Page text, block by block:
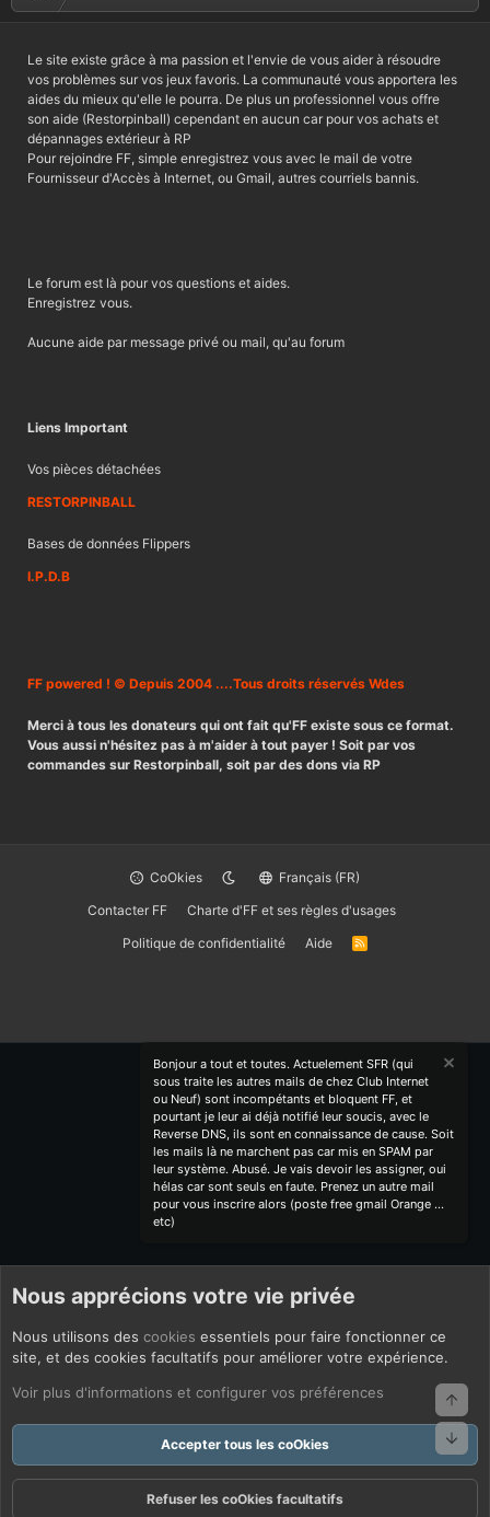
Le site existe grâce à ma passion et l'envie de vous aider à résoudre
vos problèmes sur vos jeux favoris. La communauté vous apportera les
aides du mieux qu'elle le pourra. De plus un professionnel vous offre
son aide (Restorpinball) cependant en aucun car pour vos achats et
dépannages extérieur à RP
Pour rejoindre FF, simple enregistrez vous avec le mail de votre
Fournisseur d'Accès à Internet, ou Gmail, autres courriels bannis.
Le forum est là pour vos questions et aides.
Enregistrez vous.
Aucune aide par message privé ou mail, qu'au forum
Liens Important
Vos pièces détachées
RESTORPINBALL
Bases de données Flippers
I.P.D.B
FF powered ! © Depuis 2004 ....Tous droits réservés Wdes
Merci à tous les donateurs qui ont fait qu'FF existe sous ce format.
Vous aussi n'hésitez pas à m'aider à tout payer ! Soit par vos
commandes sur Restorpinball, soit par des dons via RP
CoOkies
Français (FR)
Contacter FF
Charte d'FF et ses règles d'usages
Politique de confidentialité
Aide
R
Bonjour a tout et toutes. Actuelement SFR (qui
sous traite les autres mails de chez Club Internet
ou Neuf) sont incompétants et bloquent FF, et
pourtant je leur ai déjà notifié leur soucis, avec le
Reverse DNS, ils sont en connaissance de cause. Soit
les mails là ne marchent pas car mis en SPAM par
leur système. Abusé. Je vais devoir les assigner, oui
hélas car sont seuls en faute. Prenez un autre mail
pour vous inscrire alors (poste free gmail Orange ...
etc)
Nous apprécions votre vie privée
Nous utilisons des cookies essentiels pour faire fonctionner ce
site, et des cookies facultatifs pour améliorer votre expérience.
Voir plus d'informations et configurer vos préférences
Accepter tous les coOkies
Refuser les coOkies facultatifs